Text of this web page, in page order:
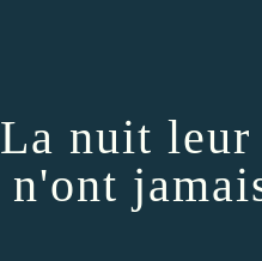
La nuit leur
n'ont